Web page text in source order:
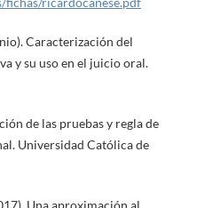
Caracterización del
y su uso en el juicio oral.
de las pruebas y regla de
Universidad Católica de